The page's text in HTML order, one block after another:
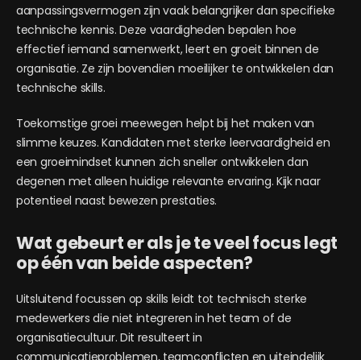
aanpassingsvermogen zijn vaak belangrijker dan specifieke
technische kennis. Deze vaardigheden bepalen hoe
effectief iemand samenwerkt, leert en groeit binnen de
organisatie. Ze zijn bovendien moeilijker te ontwikkelen dan
technische skills.
Toekomstige groei meewegen helpt bij het maken van
slimme keuzes. Kandidaten met sterke leervaardigheid en
een groeimindset kunnen zich sneller ontwikkelen dan
degenen met alleen huidige relevante ervaring. Kijk naar
potentieel naast bewezen prestaties.
Wat gebeurt er als je te veel focus legt
op één van beide aspecten?
Uitsluitend focussen op skills leidt tot technisch sterke
medewerkers die niet integreren in het team of de
organisatiecultuur. Dit resulteert in
communicatieproblemen, teamconflicten en uiteindelijk